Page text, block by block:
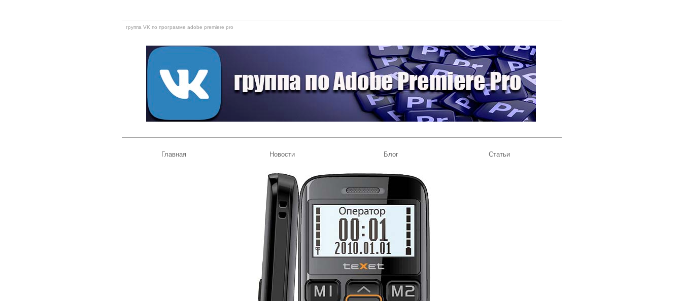
группа VK по программе adobe premiere pro
Главная Новости Блог Статьи